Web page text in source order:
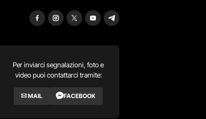
Per inviarci segnalazioni, foto e
video puoi contattarci tramite:
MAIL FACEBOOK